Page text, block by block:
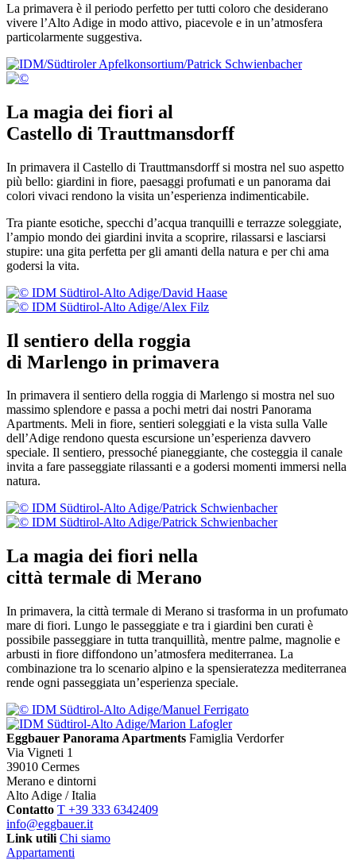
La primavera è il periodo perfetto per tutti coloro che desiderano
vivere l’Alto Adige in modo attivo, piacevole e in un’atmosfera
particolarmente suggestiva.
La magia dei fiori al
Castello di Trauttmansdorff
In primavera il Castello di Trauttmansdorff si mostra nel suo aspetto
più bello: giardini in fiore, paesaggi profumati e un panorama dai
colori vivaci rendono la visita un’esperienza indimenticabile.
Tra piante esotiche, specchi d’acqua tranquilli e terrazze soleggiate,
l’ampio mondo dei giardini invita a scoprire, rilassarsi e lasciarsi
stupire: una gita perfetta per gli amanti della natura e per chi ama
godersi la vita.
Il sentiero della roggia
di Marlengo in primavera
In primavera il sentiero della roggia di Marlengo si mostra nel suo
massimo splendore e passa a pochi metri dai nostri Panorama
Apartments. Meli in fiore, sentieri soleggiati e la vista sulla Valle
dell’Adige rendono questa escursione un’esperienza davvero
speciale. Il sentiero, pressoché pianeggiante, che costeggia il canale
invita a fare passeggiate rilassanti e a godersi momenti immersi nella
natura.
La magia dei fiori nella
città termale di Merano
In primavera, la città termale di Merano si trasforma in un profumato
mare di fiori. Lungo le passeggiate e tra i giardini ben curati è
possibile passeggiare in tutta tranquillità, mentre palme, magnolie e
arbusti in fiore diffondono un’atmosfera mediterranea. La
combinazione tra lo scenario alpino e la spensieratezza mediterranea
rende ogni passeggiata un’esperienza speciale.
Eggbauer Panorama Apartments Famiglia Verdorfer
Via Vigneti 1
39010 Cermes
Merano e dintorni
Alto Adige / Italia
Contatto T +39 333 6342409
info@eggbauer.it
Link utili Chi siamo
Appartamenti